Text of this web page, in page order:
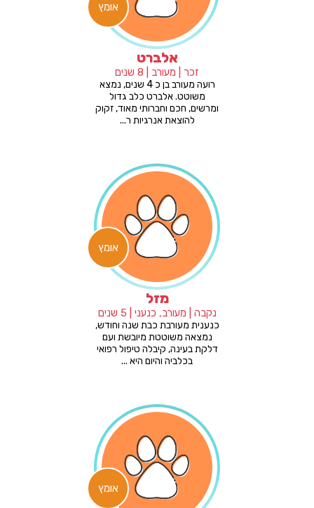
אומץ
אלברט
זכר | מעורב | 8 שנים
רועה מעורב בן כ 4 שנים, נמצא
משוטט. אלברט כלב גדול
ומרשים, חכם וחברותי מאוד, זקוק
להוצאת אנרגיות ר...
אומץ
מזל
נקבה | מעורב, כנעני | 5 שנים
כנענית מעורבת כבת שנה וחודש,
נמצאה משוטטת מיובשת ועם
דלקת בעינה, קיבלה טיפול רפואי
בכלביה והיום היא ...
אומץ